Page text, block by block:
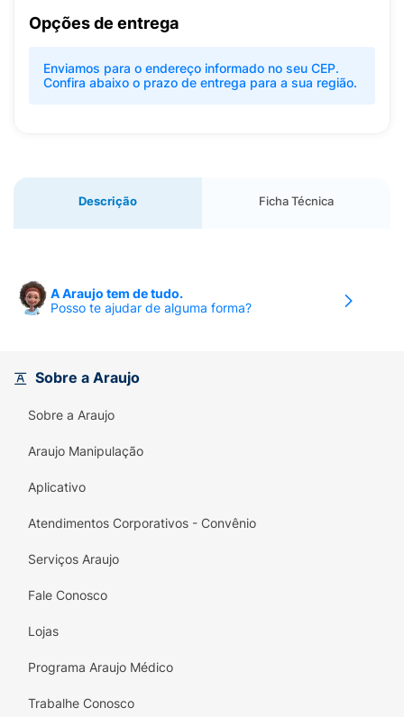
Opções de entrega
Enviamos para o endereço informado no seu CEP.
Confira abaixo o prazo de entrega para a sua região.
Descrição Ficha Técnica
A Araujo tem de tudo.
Posso te ajudar de alguma forma?
Sobre a Araujo
Sobre a Araujo
Araujo Manipulação
Aplicativo
Atendimentos Corporativos - Convênio
Serviços Araujo
Fale Conosco
Lojas
Programa Araujo Médico
Trabalhe Conosco